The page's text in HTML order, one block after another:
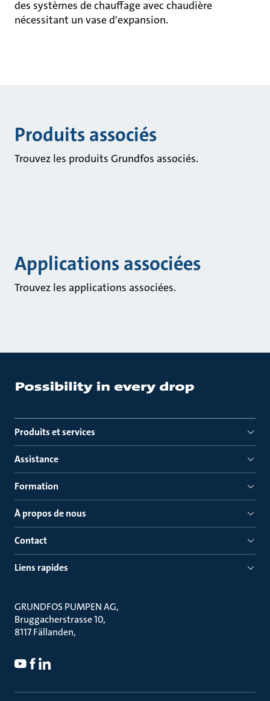
des systèmes de chauffage avec chaudière
nécessitant un vase d'expansion.
Produits associés
Trouvez les produits Grundfos associés.
Applications associées
Trouvez les applications associées.
Produits et services
Assistance
Formation
À propos de nous
Contact
Liens rapides
GRUNDFOS PUMPEN AG
Bruggacherstrasse 10
8117 Fällanden